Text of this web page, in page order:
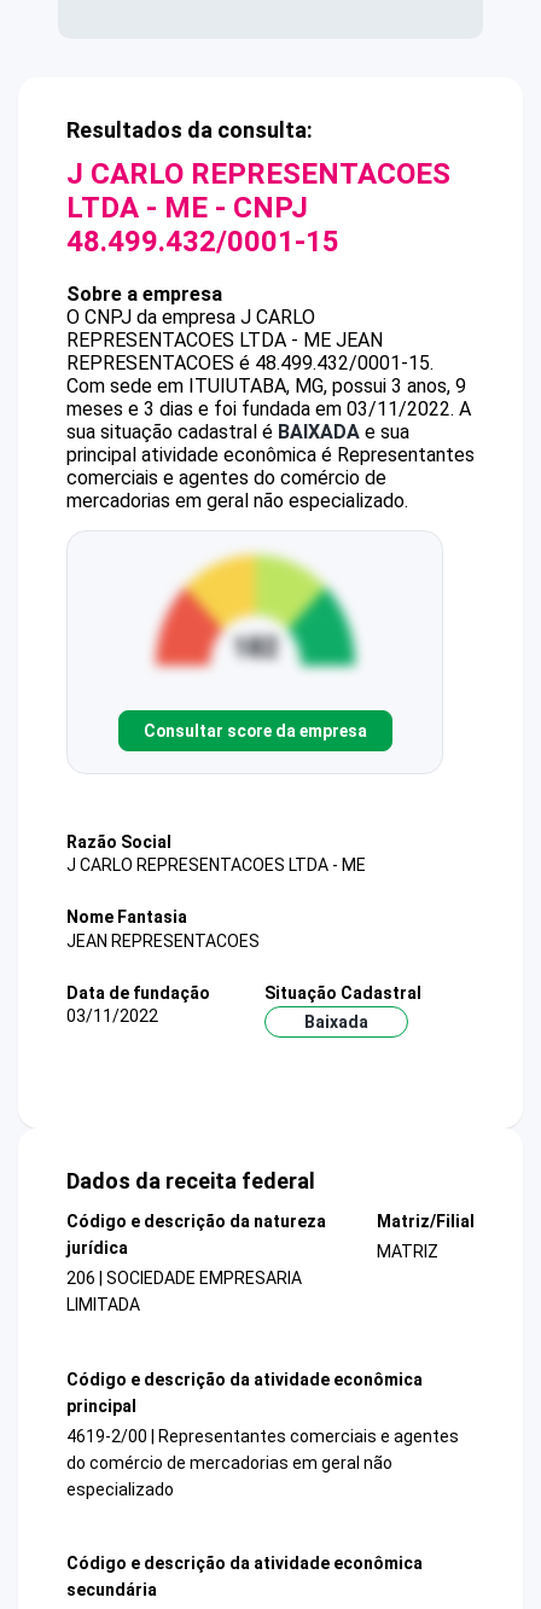
Resultados da consulta:
J CARLO REPRESENTACOES
LTDA - ME - CNPJ
48.499.432/0001-15
Sobre a empresa
O CNPJ da empresa J CARLO
REPRESENTACOES LTDA - ME JEAN
REPRESENTACOES é 48.499.432/0001-15.
Com sede em ITUIUTABA, MG, possui 3 anos, 9
meses e 3 dias e foi fundada em 03/11/2022. A
sua situação cadastral é BAIXADA e sua
principal atividade econômica é Representantes
comerciais e agentes do comércio de
mercadorias em geral não especializado.
Consultar score da empresa
Razão Social
J CARLO REPRESENTACOES LTDA - ME
Nome Fantasia
JEAN REPRESENTACOES
Data de fundação
03/11/2022
Situação Cadastral
Baixada
Dados da receita federal
Código e descrição da natureza
jurídica
206 | SOCIEDADE EMPRESARIA
LIMITADA
Matriz/Filial
MATRIZ
Código e descrição da atividade econômica
principal
4619-2/00 | Representantes comerciais e agentes
do comércio de mercadorias em geral não
especializado
Código e descrição da atividade econômica
secundária